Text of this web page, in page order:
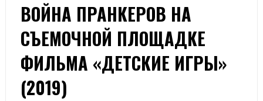
ВОЙНА ПРАНКЕРОВ НА
СЪЕМОЧНОЙ ПЛОЩАДКЕ
ФИЛЬМА «ДЕТСКИЕ ИГРЫ»
(2019)